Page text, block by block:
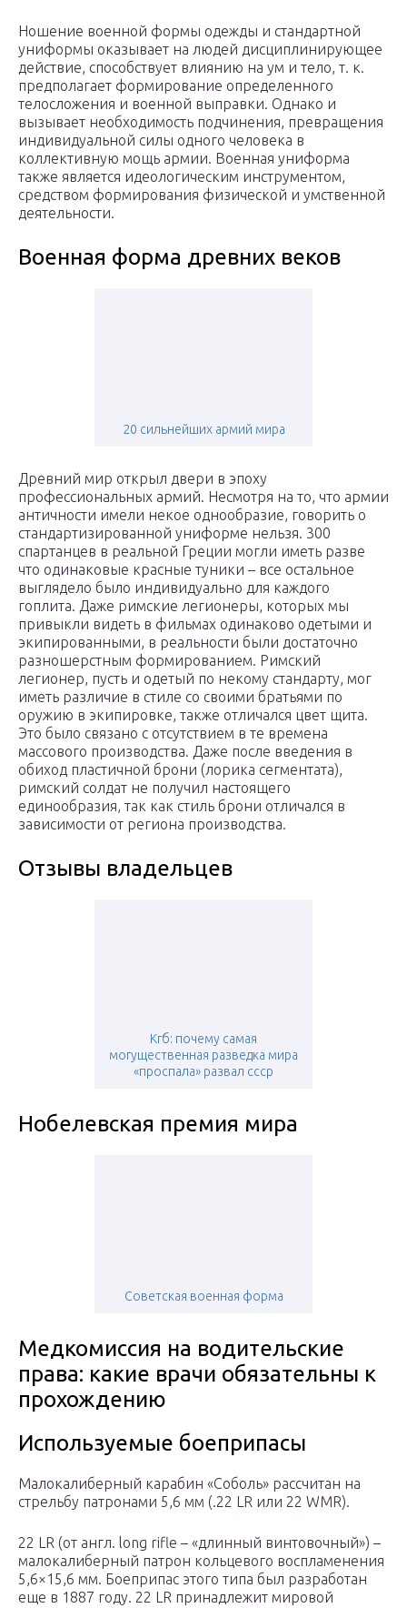
Ношение военной формы одежды и стандартной
униформы оказывает на людей дисциплинирующее
действие, способствует влиянию на ум и тело, т. к.
предполагает формирование определенного
телосложения и военной выправки. Однако и
вызывает необходимость подчинения, превращения
индивидуальной силы одного человека в
коллективную мощь армии. Военная униформа
также является идеологическим инструментом,
средством формирования физической и умственной
деятельности.
Военная форма древних веков
20 сильнейших армий мира
Древний мир открыл двери в эпоху
профессиональных армий. Несмотря на то, что армии
античности имели некое однообразие, говорить о
стандартизированной униформе нельзя. 300
спартанцев в реальной Греции могли иметь разве
что одинаковые красные туники – все остальное
выглядело было индивидуально для каждого
гоплита. Даже римские легионеры, которых мы
привыкли видеть в фильмах одинаково одетыми и
экипированными, в реальности были достаточно
разношерстным формированием. Римский
легионер, пусть и одетый по некому стандарту, мог
иметь различие в стиле со своими братьями по
оружию в экипировке, также отличался цвет щита.
Это было связано с отсутствием в те времена
массового производства. Даже после введения в
обиход пластичной брони (лорика сегментата),
римский солдат не получил настоящего
единообразия, так как стиль брони отличался в
зависимости от региона производства.
Отзывы владельцев
Кгб: почему самая
могущественная разведка мира
«проспала» развал ссср
Нобелевская премия мира
Советская военная форма
Медкомиссия на водительские
права: какие врачи обязательны к
прохождению
Используемые боеприпасы
Малокалиберный карабин «Соболь» рассчитан на
стрельбу патронами 5,6 мм (.22 LR или 22 WMR).
22 LR (от англ. long rifle – «длинный винтовочный») –
малокалиберный патрон кольцевого воспламенения
5,6×15,6 мм. Боеприпас этого типа был разработан
еще в 1887 году. 22 LR принадлежит мировой